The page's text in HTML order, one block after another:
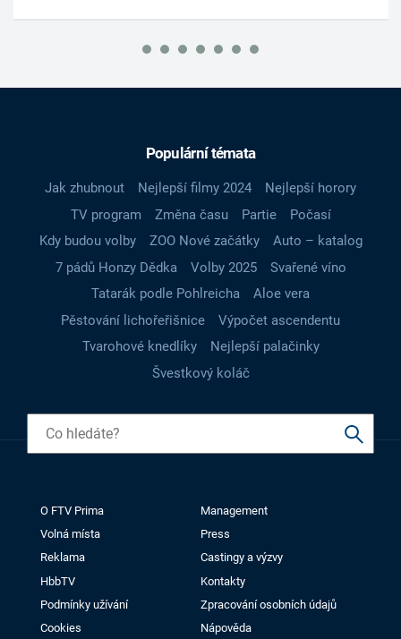
Populární témata
Jak zhubnout Nejlepší filmy 2024
Nejlepší horory
TV program
Změna času Partie
Počasí
Kdy budou volby
ZOO Nové začátky
Auto – katalog
7 pádů Honzy Dědka
Volby 2025
Svařené víno
Tatarák podle Pohlreicha
Aloe vera
Pěstování lichořeřišnice
Výpočet ascendentu
Tvarohové knedlíky
Nejlepší palačinky
Švestkový koláč
O FTV Prima
Management
Volná místa
Press
Reklama
Castingy a výzvy
HbbTV
Kontakty
Podmínky užívání
Zpracování osobních údajů
Cookies
Nápověda